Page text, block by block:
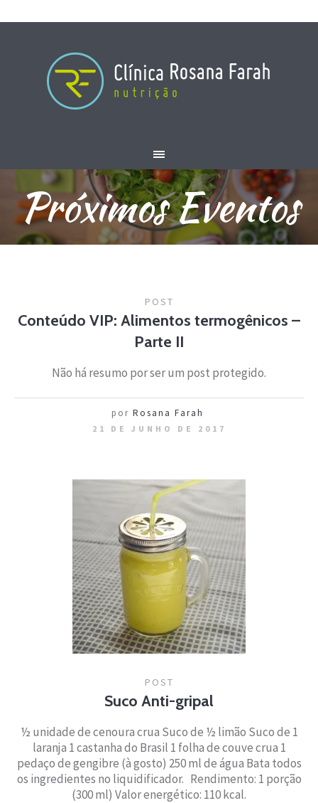
Próximos Eventos
POST
Conteúdo VIP: Alimentos termogênicos –
Parte II
Não há resumo por ser um post protegido.
por Rosana Farah
21 DE JUNHO DE 2017
POST
Suco Anti-gripal
½ unidade de cenoura crua Suco de ½ limão Suco de 1
laranja 1 castanha do Brasil 1 folha de couve crua 1
pedaço de gengibre (à gosto) 250 ml de água Bata todos
os ingredientes no liquidificador. Rendimento: 1 porção
(300 ml) Valor energético: 110 kcal.